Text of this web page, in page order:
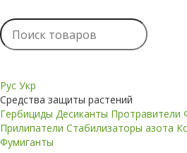
Рус Укр
Средства защиты растений
Гербициды Десиканты Протравители
Прилипатели Стабилизаторы азота
Фумиганты